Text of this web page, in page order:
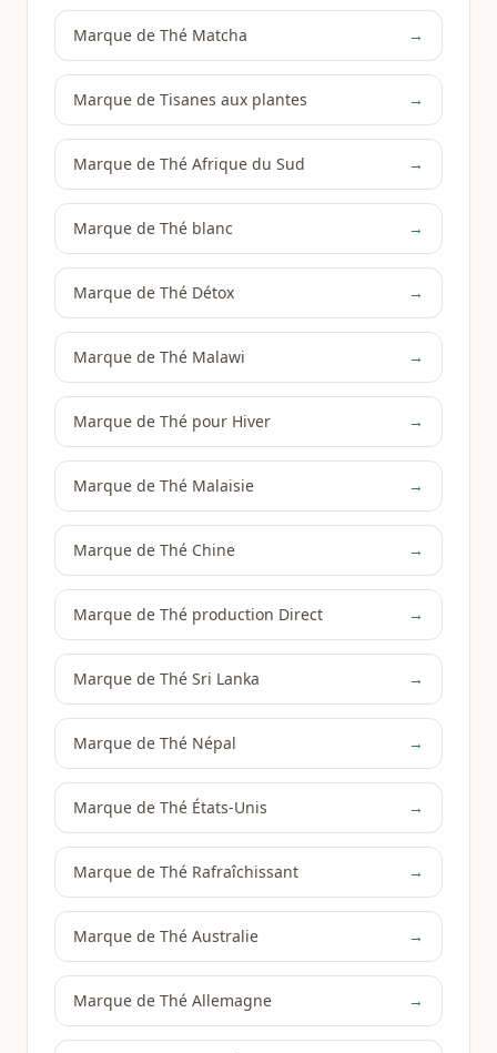
Marque de Thé Matcha →
Marque de Tisanes aux plantes →
Marque de Thé Afrique du Sud →
Marque de Thé blanc →
Marque de Thé Détox →
Marque de Thé Malawi →
Marque de Thé pour Hiver →
Marque de Thé Malaisie →
Marque de Thé Chine →
Marque de Thé production Direct →
Marque de Thé Sri Lanka →
Marque de Thé Népal →
Marque de Thé États-Unis →
Marque de Thé Rafraîchissant →
Marque de Thé Australie →
Marque de Thé Allemagne →